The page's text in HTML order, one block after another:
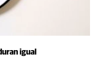
igual